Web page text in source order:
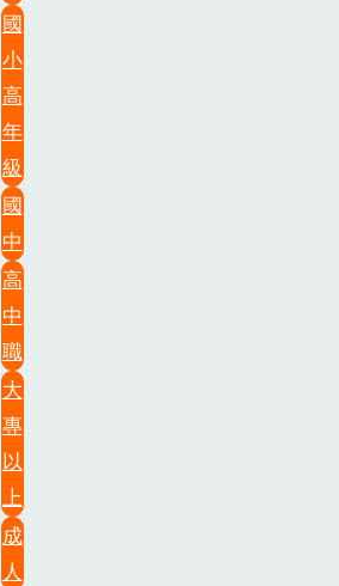
國
小
高
年
級
國
中
高
中
職
大
專
以
上
成
人